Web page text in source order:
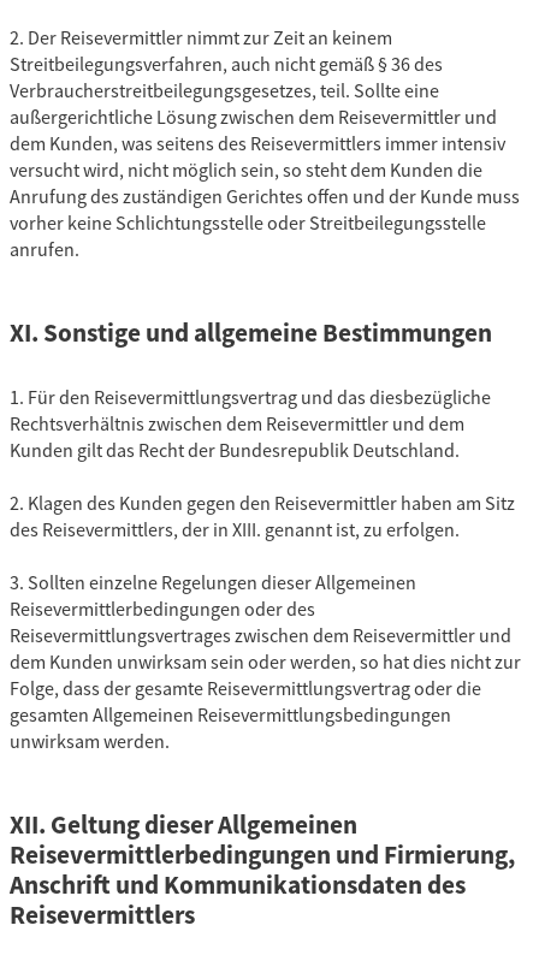
2. Der Reisevermittler nimmt zur Zeit an keinem
Streitbeilegungsverfahren, auch nicht gemäß § 36 des
Verbraucherstreitbeilegungsgesetzes, teil. Sollte eine
außergerichtliche Lösung zwischen dem Reisevermittler und
dem Kunden, was seitens des Reisevermittlers immer intensiv
versucht wird, nicht möglich sein, so steht dem Kunden die
Anrufung des zuständigen Gerichtes offen und der Kunde muss
vorher keine Schlichtungsstelle oder Streitbeilegungsstelle
anrufen.
XI. Sonstige und allgemeine Bestimmungen
1. Für den Reisevermittlungsvertrag und das diesbezügliche
Rechtsverhältnis zwischen dem Reisevermittler und dem
Kunden gilt das Recht der Bundesrepublik Deutschland.
2. Klagen des Kunden gegen den Reisevermittler haben am Sitz
des Reisevermittlers, der in XIII. genannt ist, zu erfolgen.
3. Sollten einzelne Regelungen dieser Allgemeinen
Reisevermittlerbedingungen oder des
Reisevermittlungsvertrages zwischen dem Reisevermittler und
dem Kunden unwirksam sein oder werden, so hat dies nicht zur
Folge, dass der gesamte Reisevermittlungsvertrag oder die
gesamten Allgemeinen Reisevermittlungsbedingungen
unwirksam werden.
XII. Geltung dieser Allgemeinen
Reisevermittlerbedingungen und Firmierung,
Anschrift und Kommunikationsdaten des
Reisevermittlers